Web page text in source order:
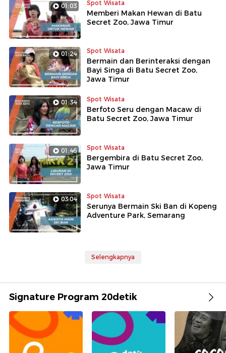
01:03 Spot Wisata
Memberi Makan Hewan di Batu
Secret Zoo, Jawa Timur
01:24 Spot Wisata
Bermain dan Berinteraksi dengan
Bayi Singa di Batu Secret Zoo,
Jawa Timur
01:34 Spot Wisata
Berfoto Seru dengan Macaw di
Batu Secret Zoo, Jawa Timur
01:46 Spot Wisata
Bergembira di Batu Secret Zoo,
Jawa Timur
03:04 Spot Wisata
Serunya Bermain Ski Ban di Kopeng
Adventure Park, Semarang
Selengkapnya
Signature Program 20detik